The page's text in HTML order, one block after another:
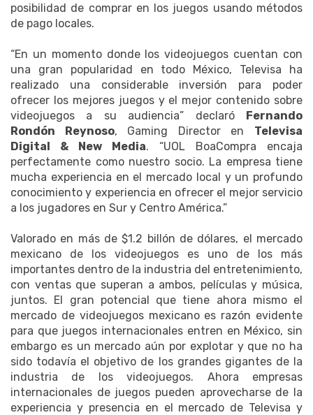
posibilidad de comprar en los juegos usando métodos
de pago locales.
“En un momento donde los videojuegos cuentan con
una gran popularidad en todo México, Televisa ha
realizado una considerable inversión para poder
ofrecer los mejores juegos y el mejor contenido sobre
videojuegos a su audiencia” declaró Fernando
Rondón Reynoso, Gaming Director en Televisa
Digital & New Media. “UOL BoaCompra encaja
perfectamente como nuestro socio. La empresa tiene
mucha experiencia en el mercado local y un profundo
conocimiento y experiencia en ofrecer el mejor servicio
a los jugadores en Sur y Centro América.”
Valorado en más de $1.2 billón de dólares, el mercado
mexicano de los videojuegos es uno de los más
importantes dentro de la industria del entretenimiento,
con ventas que superan a ambos, películas y música,
juntos. El gran potencial que tiene ahora mismo el
mercado de videojuegos mexicano es razón evidente
para que juegos internacionales entren en México, sin
embargo es un mercado aún por explotar y que no ha
sido todavía el objetivo de los grandes gigantes de la
industria de los videojuegos. Ahora empresas
internacionales de juegos pueden aprovecharse de la
experiencia y presencia en el mercado de Televisa y